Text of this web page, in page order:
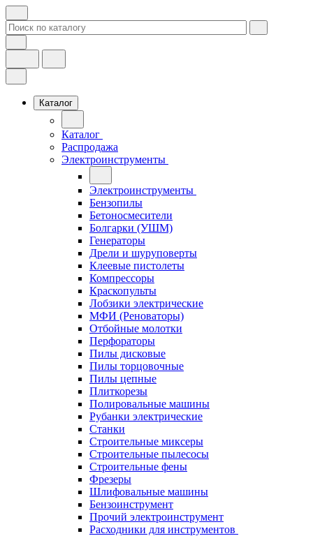
Каталог
Каталог
Распродажа
Электроинструменты
Электроинструменты
Бензопилы
Бетоносмесители
Болгарки (УШМ)
Генераторы
Дрели и шуруповерты
Клеевые пистолеты
Компрессоры
Краскопульты
Лобзики электрические
МФИ (Реноваторы)
Отбойные молотки
Перфораторы
Пилы дисковые
Пилы торцовочные
Пилы цепные
Плиткорезы
Полировальные машины
Рубанки электрические
Станки
Строительные миксеры
Строительные пылесосы
Строительные фены
Фрезеры
Шлифовальные машины
Бензоинструмент
Прочий электроинструмент
Расходники для инструментов